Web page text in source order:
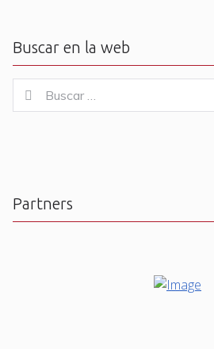
Buscar en la web
for:
Buscar
Partners